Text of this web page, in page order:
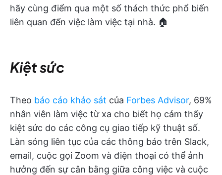
hãy cùng điểm qua một số thách thức phổ biến
liên quan đến việc làm việc tại nhà. 🏠
Kiệt sức
Theo báo cáo khảo sát của Forbes Advisor, 69%
nhân viên làm việc từ xa cho biết họ cảm thấy
kiệt sức do các công cụ giao tiếp kỹ thuật số.
Làn sóng liên tục của các thông báo trên Slack,
email, cuộc gọi Zoom và điện thoại có thể ảnh
hưởng đến sự cân bằng giữa công việc và cuộc